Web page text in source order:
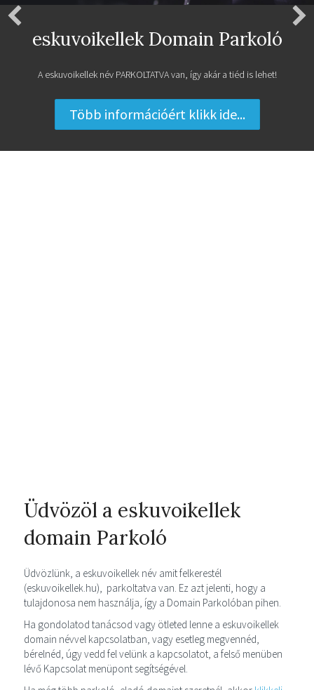
Legyen Ingyen Weboldalad
Ingyenes weboldal a MiniPortál, weboldal készítő rendszerrel!
Regisztrálok egy ingyenes weboldalt ...
Üdvözöl a eskuvoikellek
domain Parkoló
Üdvözlünk, a eskuvoikellek név amit felkerestél
(eskuvoikellek.hu), parkoltatva van. Ez azt jelenti, hogy a
tulajdonosa nem használja, így a Domain Parkolóban pihen.
Ha gondolatod tanácsod vagy ötleted lenne a eskuvoikellek
domain névvel kapcsolatban, vagy esetleg megvennéd,
bérelnéd, úgy vedd fel velünk a kapcsolatot, a felső menüben
lévő Kapcsolat menüpont segítségével.